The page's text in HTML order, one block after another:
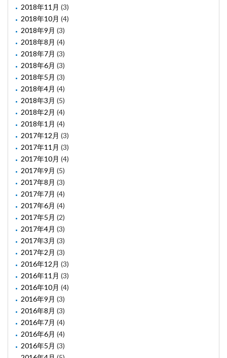
2018年11月 (3)
2018年10月 (4)
2018年9月 (3)
2018年8月 (4)
2018年7月 (3)
2018年6月 (3)
2018年5月 (3)
2018年4月 (4)
2018年3月 (5)
2018年2月 (4)
2018年1月 (4)
2017年12月 (3)
2017年11月 (3)
2017年10月 (4)
2017年9月 (5)
2017年8月 (3)
2017年7月 (4)
2017年6月 (4)
2017年5月 (2)
2017年4月 (3)
2017年3月 (3)
2017年2月 (3)
2016年12月 (3)
2016年11月 (3)
2016年10月 (4)
2016年9月 (3)
2016年8月 (3)
2016年7月 (4)
2016年6月 (4)
2016年5月 (3)